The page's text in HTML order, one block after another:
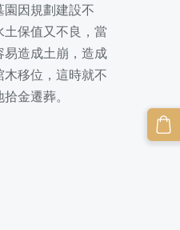
因規劃建設不
保值又不良，當
造成土崩，造成
移位，這時就不
金遷葬。